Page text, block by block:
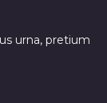
urna, pretium